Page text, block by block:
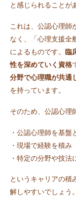
と感じられることが
これは、公認心理師
なく、「心理支援全
によるものです。 臨
性を深めていく資格
分野で心理職が共通
を持っています。
そのため、公認心理
・公認心理師を基盤
・現場で経験を積み
・特定の分野や技法
というキャリアの積
解しやすいでしょう。